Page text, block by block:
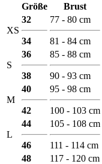
Größe Brust
XS
32
34
77 - 80 cm
81 - 84 cm
S
36
38
85 - 88 cm
90 - 93 cm
M
40
42
95 - 98 cm
100 - 103 cm
L
44
46
105 - 108 cm
111 - 114 cm
48
117 - 120 cm